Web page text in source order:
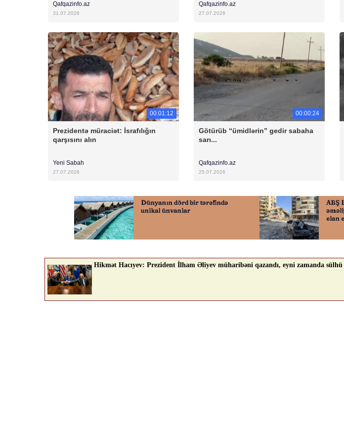
Qafqazinfo.az
31.07.2026
Qafqazinfo.az
27.07.2026
00:01:12
Prezidentə müraciət: İsrafılığın
qarşısını alın
Yeni Sabah
27.07.2026
00:00:24
Götürüb “ümidlərin” gedir sabaha
sarı...
Qafqazinfo.az
25.07.2026